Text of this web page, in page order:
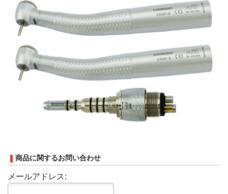
商品に関するお問い合わせ
メールアドレス: